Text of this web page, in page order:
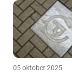
05 oktober 2025